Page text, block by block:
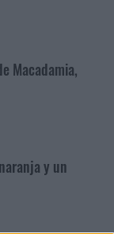
Macadamia,
y un